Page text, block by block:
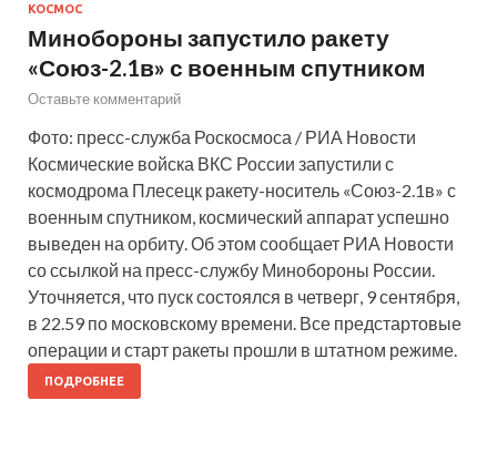
КОСМОС
Минобороны запустило ракету
«Союз-2.1в» с военным спутником
Оставьте комментарий
Фото: пресс-служба Роскосмоса / РИА Новости
Космические войска ВКС России запустили с
космодрома Плесецк ракету-носитель «Союз-2.1в» с
военным спутником, космический аппарат успешно
выведен на орбиту. Об этом сообщает РИА Новости
со ссылкой на пресс-службу Минобороны России.
Уточняется, что пуск состоялся в четверг, 9 сентября,
в 22.59 по московскому времени. Все предстартовые
операции и старт ракеты прошли в штатном режиме.
ПОДРОБНЕЕ